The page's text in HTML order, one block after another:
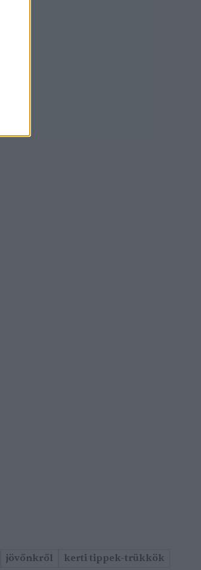
jövőnkről kerti tippek-trükkök